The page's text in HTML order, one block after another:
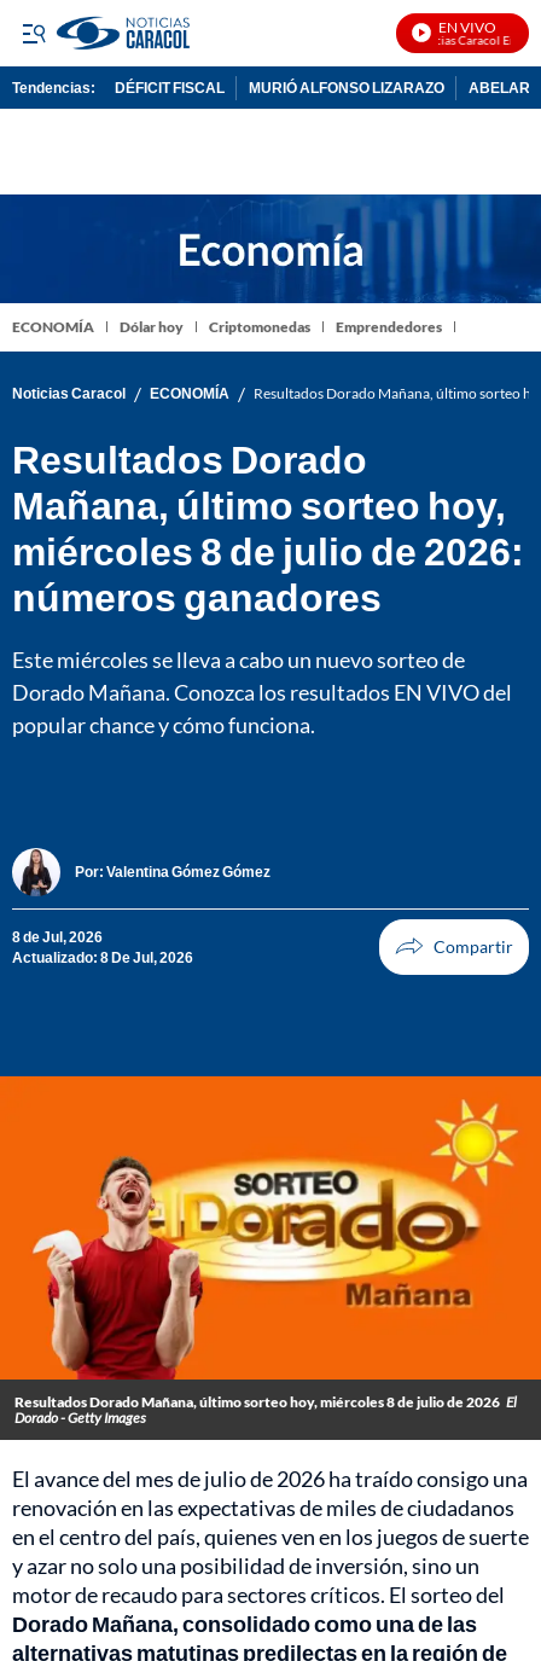
EN VIVO
Noticias Caracol En Vivo
Tendencias: DÉFICIT FISCAL MURIÓ ALFONSO LIZARAZO
ECONOMÍA Dólar hoy Criptomonedas Emprendedores
Noticias Caracol / ECONOMÍA / Resultados Dorado Mañana, último sorteo
Resultados Dorado
Mañana, último sorteo hoy,
miércoles 8 de julio de 2026:
números ganadores
Este miércoles se lleva a cabo un nuevo sorteo de
Dorado Mañana. Conozca los resultados EN VIVO del
popular chance y cómo funciona.
Por: Valentina Gómez Gómez
8 de Jul, 2026
Actualizado: 8 De Jul, 2026
Resultados Dorado Mañana, último sorteo hoy, miércoles 8 de julio de 2026 El
Dorado - Getty Images
El avance del mes de julio de 2026 ha traído consigo una
renovación en las expectativas de miles de ciudadanos
en el centro del país, quienes ven en los juegos de suerte
y azar no solo una posibilidad de inversión, sino un
motor de recaudo para sectores críticos. El sorteo del
Dorado Mañana, consolidado como una de las
alternativas matutinas predilectas en la región de